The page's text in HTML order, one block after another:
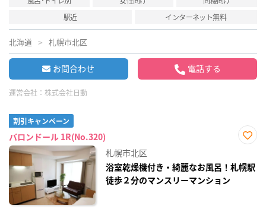
駅近
インターネット無料
北海道 札幌市北区
お問合わせ 電話する
運営会社： 株式会社日動
割引キャンペーン
バロンドール 1R(No.320)
り登
録
札幌市北区
浴室乾燥機付き・綺麗なお風呂！札幌駅
徒歩２分のマンスリーマンション